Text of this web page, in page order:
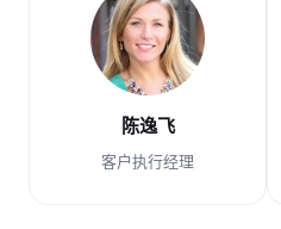
陈逸飞
客户执行经理